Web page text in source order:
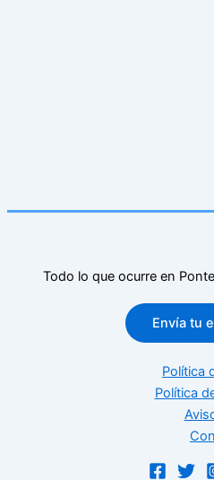
Todo lo que ocurre en
Envía tu
Política
Política